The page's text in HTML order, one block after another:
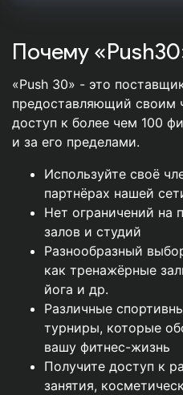
Почему
«Push 30» - это
предоставляющий своим
доступ к более чем 100
и за его пределами.
Используйте своё
партнёрах нашей
Нет ограничений на
залов и студий
Разнообразный
как тренажёрные
йога и др.
Различные
турниры, которые
вашу фитнес-жизнь
Получите доступ к
занятия,